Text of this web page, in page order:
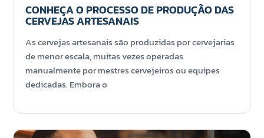
CONHEÇA O PROCESSO DE PRODUÇÃO DAS
CERVEJAS ARTESANAIS
As cervejas artesanais são produzidas por cervejarias
de menor escala, muitas vezes operadas
manualmente por mestres cervejeiros ou equipes
dedicadas. Embora o